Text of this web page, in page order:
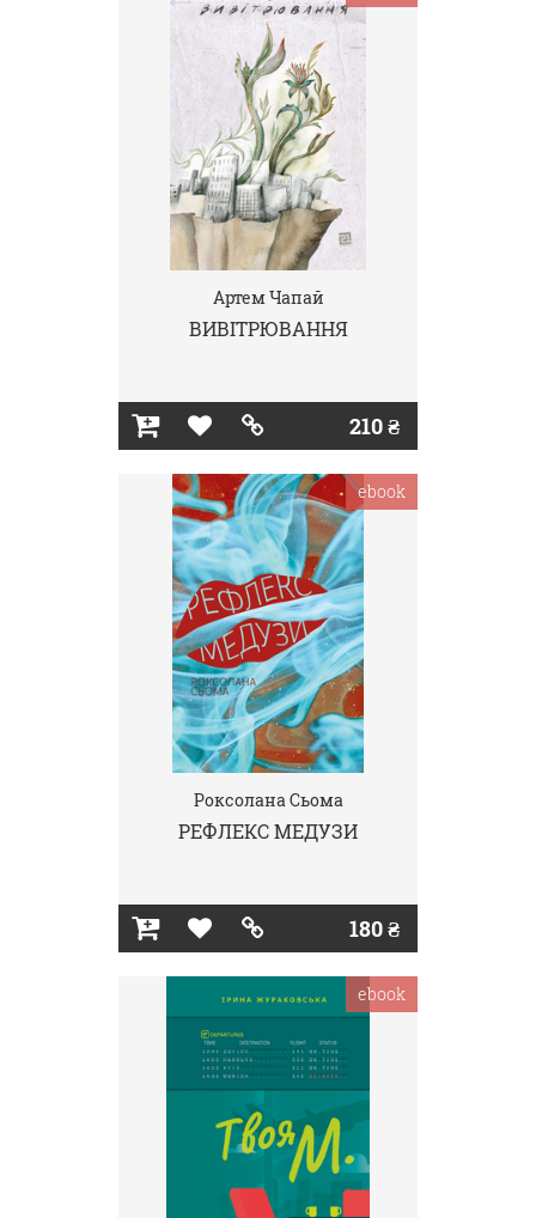
Артем Чапай
ВИВІТРЮВАННЯ
210 ₴
Роксолана Сьома
РЕФЛЕКС МЕДУЗИ
180 ₴
ebook
ebook